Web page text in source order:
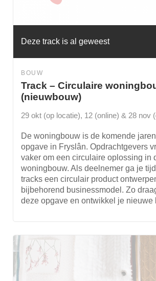
Deze track is al geweest
BOUW
Track – Circulaire
(nieuwbouw)
29 okt (op locatie), 12 (online) & 28 nov
De woningbouw is de komende
opgave in Fryslân. Opdrachtgevers
vaker om een circulaire oplossing in
woningbouw. Als deelnemer ga je
tracks een circulair product
bijbehorend businessmodel. Zo
deze opgave en ontwikkel je nieuwe